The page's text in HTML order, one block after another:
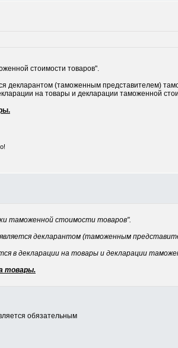
стоимости товаров".
декларантом (таможенным представителем)
на товары и декларации таможенной
таможенной стоимости товаров".
декларантом (таможенным
в декларации на товары и декларации
товары.
обязательным